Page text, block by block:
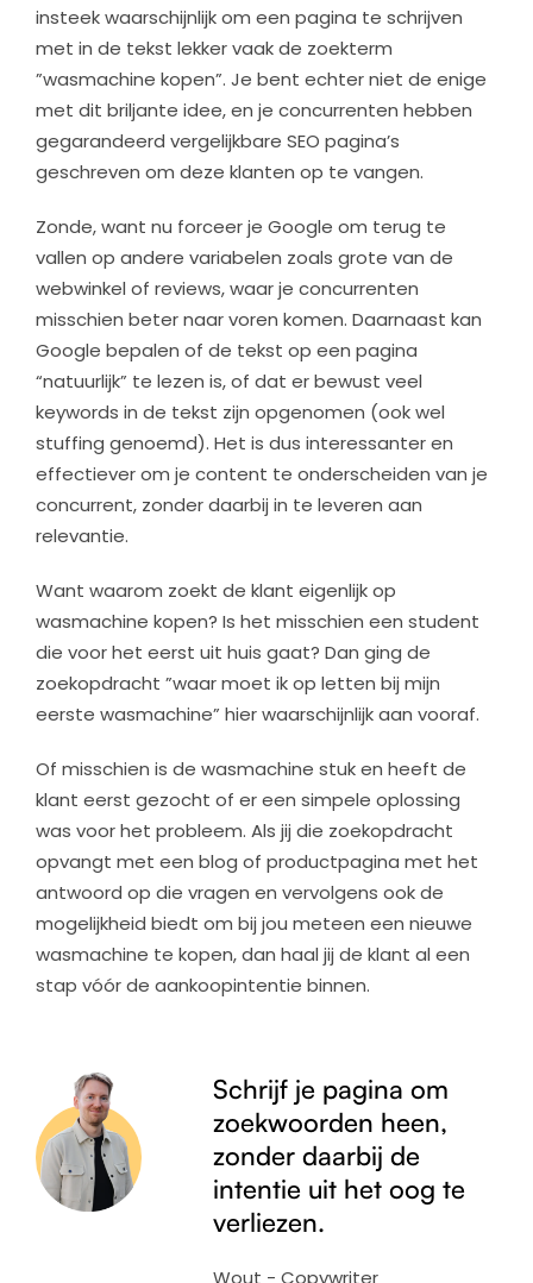
insteek waarschijnlijk om een pagina te schrijven
met in de tekst lekker vaak de zoekterm
”wasmachine kopen”. Je bent echter niet de enige
met dit briljante idee, en je concurrenten hebben
gegarandeerd vergelijkbare SEO pagina’s
geschreven om deze klanten op te vangen.
Zonde, want nu forceer je Google om terug te
vallen op andere variabelen zoals grote van de
webwinkel of reviews, waar je concurrenten
misschien beter naar voren komen. Daarnaast kan
Google bepalen of de tekst op een pagina
“natuurlijk” te lezen is, of dat er bewust veel
keywords in de tekst zijn opgenomen (ook wel
stuffing genoemd). Het is dus interessanter en
effectiever om je content te onderscheiden van je
concurrent, zonder daarbij in te leveren aan
relevantie.
Want waarom zoekt de klant eigenlijk op
wasmachine kopen? Is het misschien een student
die voor het eerst uit huis gaat? Dan ging de
zoekopdracht ”waar moet ik op letten bij mijn
eerste wasmachine” hier waarschijnlijk aan vooraf.
Of misschien is de wasmachine stuk en heeft de
klant eerst gezocht of er een simpele oplossing
was voor het probleem. Als jij die zoekopdracht
opvangt met een blog of productpagina met het
antwoord op die vragen en vervolgens ook de
mogelijkheid biedt om bij jou meteen een nieuwe
wasmachine te kopen, dan haal jij de klant al een
stap vóór de aankoopintentie binnen.
Schrijf je pagina om
zoekwoorden heen,
zonder daarbij de
intentie uit het oog te
verliezen.
Wout - Copywriter